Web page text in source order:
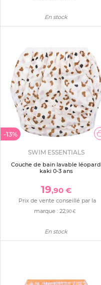
En stock
-13%
SWIM ESSENTIALS
Couche de bain lavable léopard
kaki 0-3 ans
19,90 €
Prix de vente conseillé par la
marque :22,90 €
En stock